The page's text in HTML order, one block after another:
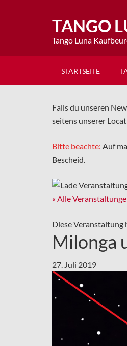
TANGO
Tango Luna
STARTSEITE
Falls du unseren
seitens unserer
Bitte beachte: Auf
Bescheid.
« Alle
Diese
Milonga
27. Juli 2019